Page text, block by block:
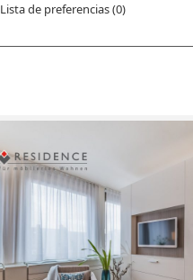
Lista de preferencias (0)